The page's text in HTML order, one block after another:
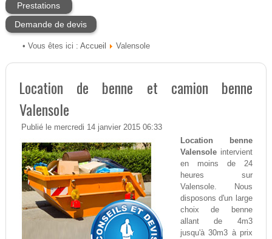
Prestations
Demande de devis
• Vous êtes ici : Accueil Valensole
Location de benne et camion benne
Valensole
Publié le mercredi 14 janvier 2015 06:33
Location benne
Valensoleintervient
en moins de 24
heures sur
Valensole. Nous
disposons d'un large
choix de benne
allant de 4m3
jusqu'à 30m3 à prix